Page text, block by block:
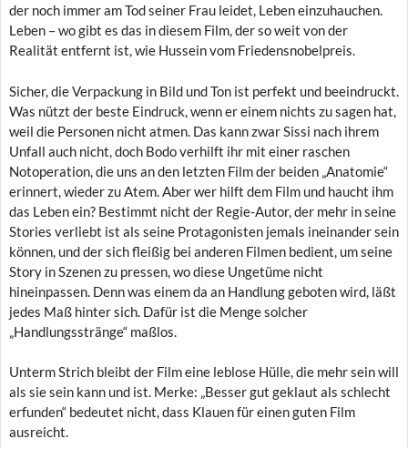
der noch immer am Tod seiner Frau leidet, Leben einzuhauchen.
Leben – wo gibt es das in diesem Film, der so weit von der
Realität entfernt ist, wie Hussein vom Friedensnobelpreis.
Sicher, die Verpackung in Bild und Ton ist perfekt und beeindruckt.
Was nützt der beste Eindruck, wenn er einem nichts zu sagen hat,
weil die Personen nicht atmen. Das kann zwar Sissi nach ihrem
Unfall auch nicht, doch Bodo verhilft ihr mit einer raschen
Notoperation, die uns an den letzten Film der beiden „Anatomie“
erinnert, wieder zu Atem. Aber wer hilft dem Film und haucht ihm
das Leben ein? Bestimmt nicht der Regie-Autor, der mehr in seine
Stories verliebt ist als seine Protagonisten jemals ineinander sein
können, und der sich fleißig bei anderen Filmen bedient, um seine
Story in Szenen zu pressen, wo diese Ungetüme nicht
hineinpassen. Denn was einem da an Handlung geboten wird, läßt
jedes Maß hinter sich. Dafür ist die Menge solcher
„Handlungsstränge“ maßlos.
Unterm Strich bleibt der Film eine leblose Hülle, die mehr sein will
als sie sein kann und ist. Merke: „Besser gut geklaut als schlecht
erfunden“ bedeutet nicht, dass Klauen für einen guten Film
ausreicht.